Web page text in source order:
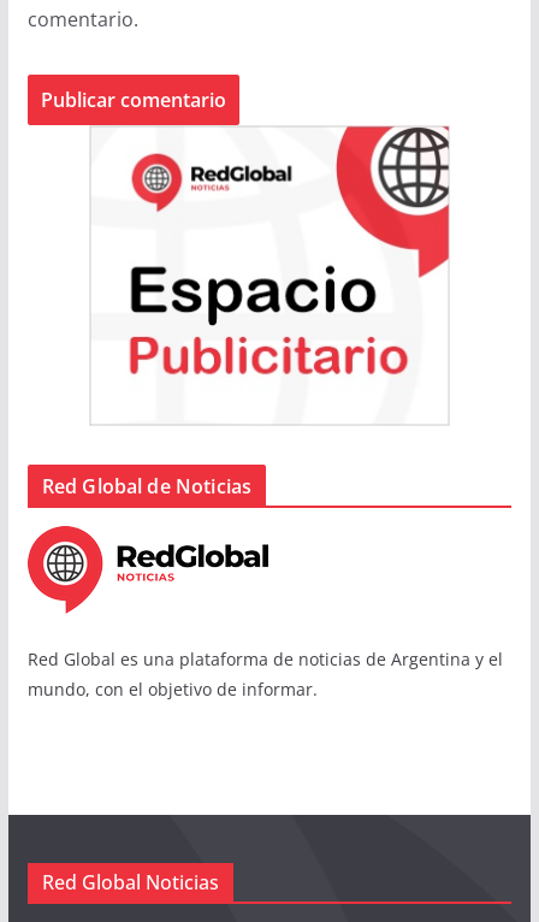
comentario.
Red Global de Noticias
Red Global es una plataforma de noticias de Argentina y el
mundo, con el objetivo de informar.
Red Global Noticias